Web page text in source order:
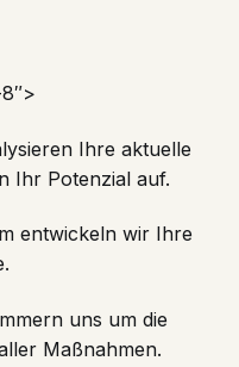
Ihre aktuelle
Ihr Potenzial auf.
entwickeln wir Ihre
uns um die
Maßnahmen.